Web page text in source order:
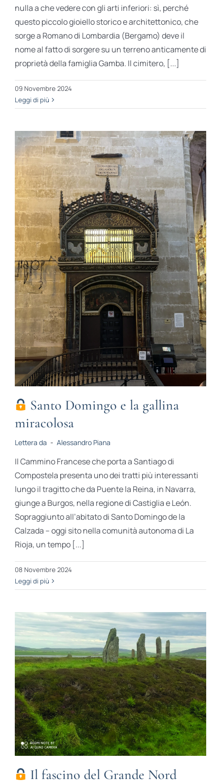
nulla a che vedere con gli arti inferiori: sì, perché
questo piccolo gioiello storico e architettonico, che
sorge a Romano di Lombardia (Bergamo) deve il
nome al fatto di sorgere su un terreno anticamente di
proprietà della famiglia Gamba. Il cimitero, [...]
09 Novembre 2024
Leggi di più
Santo Domingo e la gallina
miracolosa
Lettera da - Alessandro Piana
Il Cammino Francese che porta a Santiago di
Compostela presenta uno dei tratti più interessanti
lungo il tragitto che da Puente la Reina, in Navarra,
giunge a Burgos, nella regione di Castiglia e León.
Sopraggiunto all’abitato di Santo Domingo de la
Calzada – oggi sito nella comunità autonoma di La
Rioja, un tempo [...]
08 Novembre 2024
Leggi di più
Il fascino del Grande Nord